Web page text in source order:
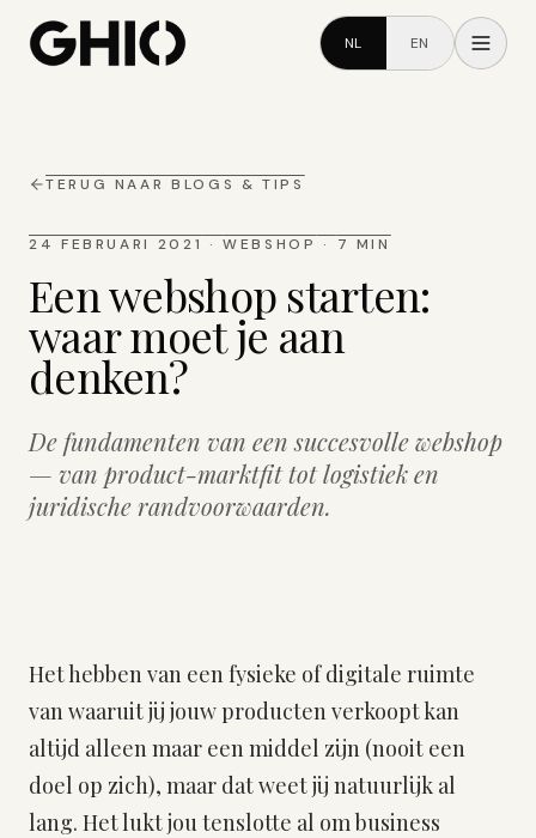
NL EN
TERUG NAAR BLOGS & TIPS
24 FEBRUARI 2021 ·WEBSHOP · 7 MIN
Een webshop starten:
waar moet je aan
denken?
De fundamenten van een succesvolle webshop
— van product-marktfit tot logistiek en
juridische randvoorwaarden.
Het hebben van een fysieke of digitale ruimte
van waaruit jij jouw producten verkoopt kan
altijd alleen maar een middel zijn (nooit een
doel op zich), maar dat weet jij natuurlijk al
lang. Het lukt jou tenslotte al om business